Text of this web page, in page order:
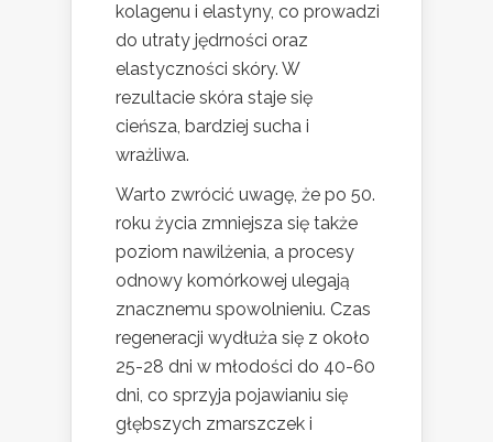
kolagenu i elastyny, co prowadzi
do utraty jędrności oraz
elastyczności skóry. W
rezultacie skóra staje się
cieńsza, bardziej sucha i
wrażliwa.
Warto zwrócić uwagę, że po 50.
roku życia zmniejsza się także
poziom nawilżenia, a procesy
odnowy komórkowej ulegają
znacznemu spowolnieniu. Czas
regeneracji wydłuża się z około
25-28 dni w młodości do 40-60
dni, co sprzyja pojawianiu się
głębszych zmarszczek i